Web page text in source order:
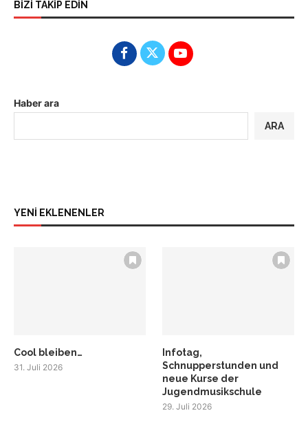
BİZİ TAKİP EDİN
Haber ara
ARA
YENİ EKLENENLER
Cool bleiben…
31. Juli 2026
Infotag,
Schnupperstunden und
neue Kurse der
Jugendmusikschule
29. Juli 2026